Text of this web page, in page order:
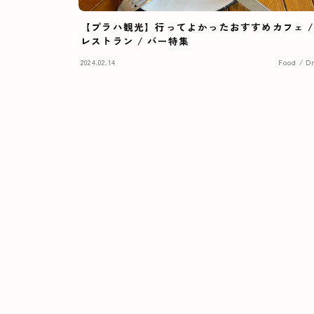
【プラハ観光】行ってよかったおすすめカフェ /
レストラン / バー特集
2024.02.14 Food /